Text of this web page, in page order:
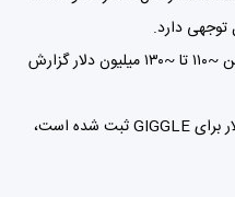
از نظر دیگر منابع، ارزش بازار این توکن بین ~۱۱۰ تا ~۱۳۰ میلیون دلار گزارش
در وبسایت Arzdigital نیز قیمت ~۱۱۱ دلار برای GIGGLE ثبت شده است،